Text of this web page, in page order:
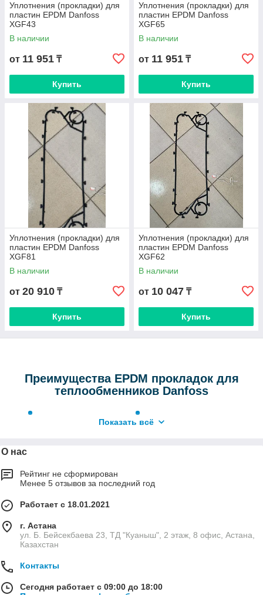
Уплотнения (прокладки) для
пластин EPDM Danfoss
XGF43
В наличии
от 11 951 ₸
Купить
Уплотнения (прокладки) для
пластин EPDM Danfoss
XGF65
В наличии
от 11 951 ₸
Купить
Уплотнения (прокладки) для
пластин EPDM Danfoss
XGF81
В наличии
от 20 910 ₸
Купить
Уплотнения (прокладки) для
пластин EPDM Danfoss
XGF62
В наличии
от 10 047 ₸
Купить
Преимущества EPDM прокладок для
теплообменников Danfoss
Температурная
позволяет
использовать их в
разных отопительных
системах.
Высокая прочность
стабильную работу
Экономичность и
замены снижает
техническое
Химическая
каучука (EPDM)
Показать всё
О нас
Рейтинг не сформирован
Менее 5 отзывов за последний год
Работает с 18.01.2021
г. Астана
ул. Б. Бейсекбаева 23, ТД "Куаныш", 2 этаж, 8 офис, Астана,
Казахстан
Контакты
Сегодня работает с 09:00 до 18:00